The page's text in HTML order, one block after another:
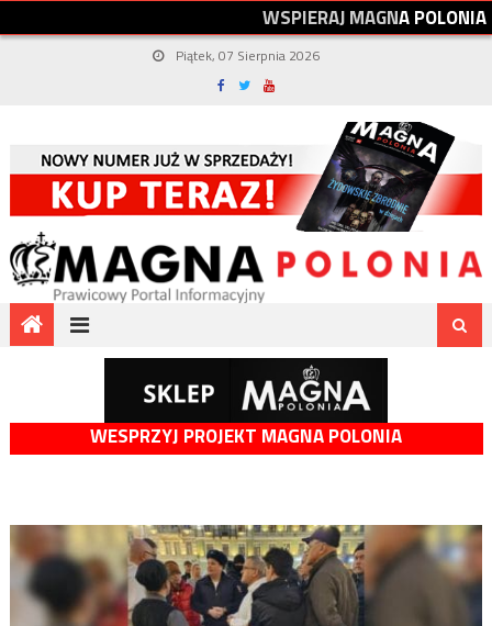
WSPIERAJMAGNAPOLONIA
Piątek, 07 Sierpnia 2026
WESPRZYJ PROJEKT MAGNA POLONIA